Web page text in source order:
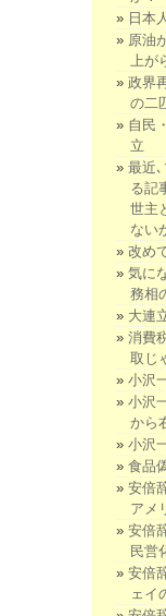
日本
原油
上が
政界
の二
自民
立
最近
る記
世主
ない
改め
気に
務相
大連
消費
取じ
小沢
小沢
から
小沢
食品
安倍
アメ
安倍
民営
安倍
ェイ